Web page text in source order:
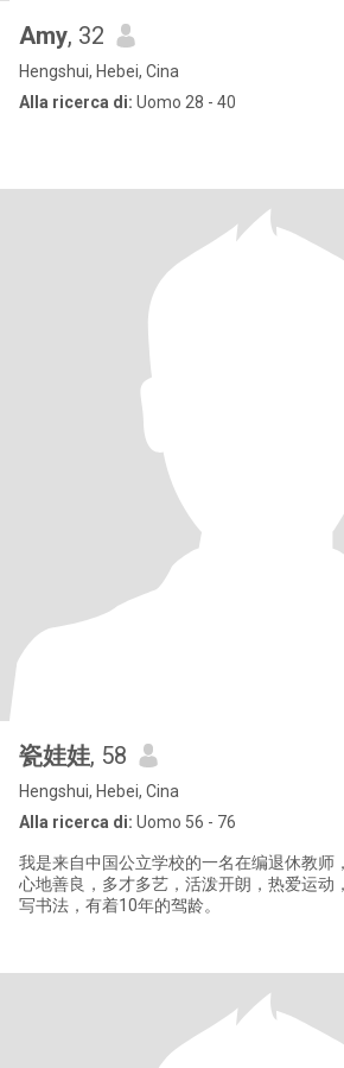
Amy, 32
Hengshui, Hebei, Cina
Alla ricerca di: Uomo 28 - 40
瓷娃娃, 58
Hengshui, Hebei, Cina
Alla ricerca di: Uomo 56 - 76
我是来自中国公立学校的一名在编退休教师
心地善良，多才多艺，活泼开朗，热爱运动
写书法，有着10年的驾龄。